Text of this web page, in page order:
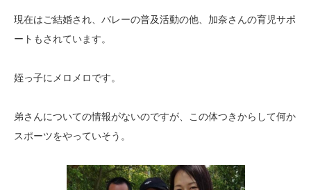
現在はご結婚され、バレーの普及活動の他、加奈さんの育児サポ
ートもされています。
姪っ子にメロメロです。
弟さんについての情報がないのですが、この体つきからして何か
スポーツをやっていそう。